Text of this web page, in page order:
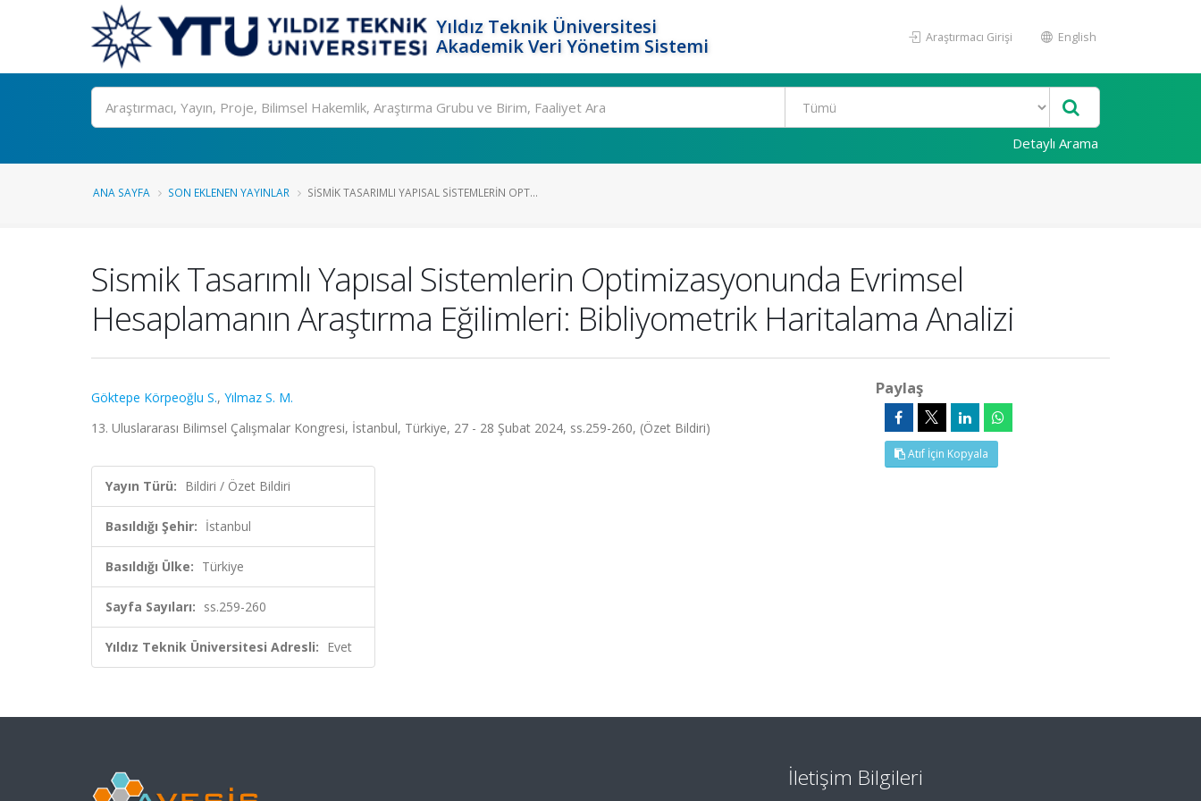
Yıldız Teknik Üniversitesi
Akademik Veri Yönetim Sistemi
Araştırmacı Girişi English
Ara
Detaylı Arama
ANA SAYFA SON EKLENEN YAYINLAR SISMIK TASARIMLI YAPISAL SISTEMLERIN OPT...
Sismik Tasarımlı Yapısal Sistemlerin Optimizasyonunda Evrimsel
Hesaplamanın Araştırma Eğilimleri: Bibliyometrik Haritalama Analizi
Göktepe Körpeoğlu S., Yılmaz S. M.
13. Uluslararası Bilimsel Çalışmalar Kongresi, İstanbul, Türkiye, 27 - 28 Şubat 2024, ss.259-260, (Özet Bildiri)
Yayın Türü: Bildiri / Özet Bildiri
Basıldığı Şehir: İstanbul
Basıldığı Ülke: Türkiye
Sayfa Sayıları: ss.259-260
Yıldız Teknik Üniversitesi Adresli: Evet
Paylaş
Atıf İçin Kopyala
İletişim Bilgileri